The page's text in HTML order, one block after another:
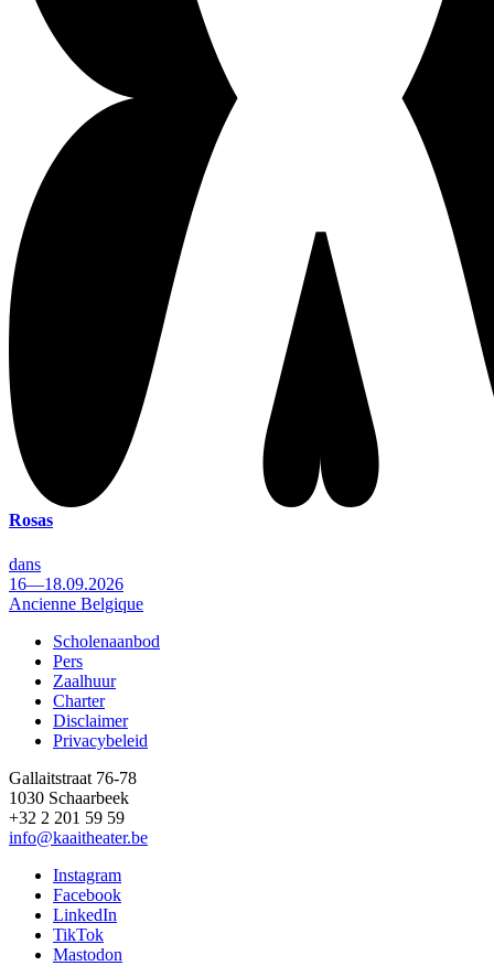
Rosas
dans
16—18.09.2026
Ancienne Belgique
Footer
Scholenaanbod
Pers
Zaalhuur
Charter
Disclaimer
Privacybeleid
Gallaitstraat 76-78
1030 Schaarbeek
+32 2 201 59 59
info@kaaitheater.be
Instagram
Facebook
LinkedIn
TikTok
Mastodon